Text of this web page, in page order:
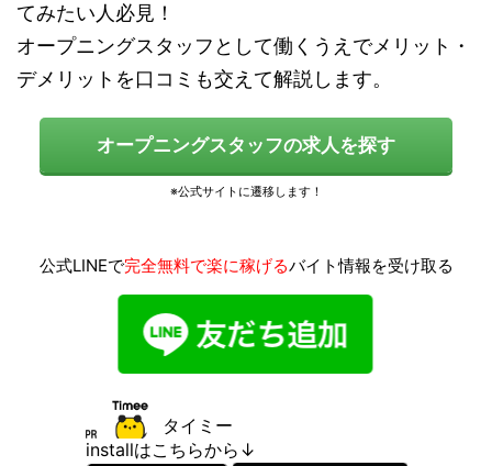
てみたい人必見！
オープニングスタッフとして働くうえでメリット・
デメリットを口コミも交えて解説します。
オープニングスタッフの求人を探す
公式LINEで完全無料で楽に稼げるバイト情報を受け取る
タイミー
installはこちらから↓